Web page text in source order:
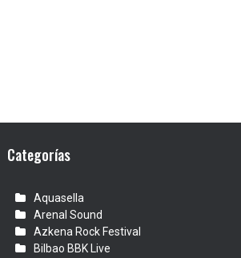
Categorías
Aquasella
Arenal Sound
Azkena Rock Festival
Bilbao BBK Live